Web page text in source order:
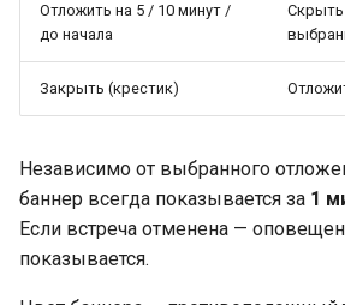
Отложить на 5 / 10 минут /
до начала
Скрыть
Закрыть (крестик)
Независимо от выбранного
баннер всегда показывается за 1
Если встреча отменена —
показывается.